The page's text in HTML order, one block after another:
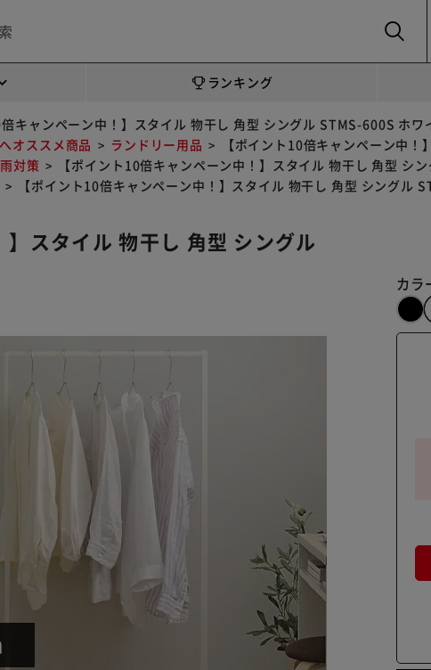
ランキング
倍キャンペーン中！】スタイル 物干し 角型 シングル STMS-600S ホワ
オススメ商品 ランドリー用品
【ポイント10倍キャンペーン中
対策
【ポイント10倍キャンペーン中！】スタイル 物干し 角型 シ
【ポイント10倍キャンペーン中！】スタイル 物干し 角型 シングル
】スタイル 物干し 角型 シングル
カラ